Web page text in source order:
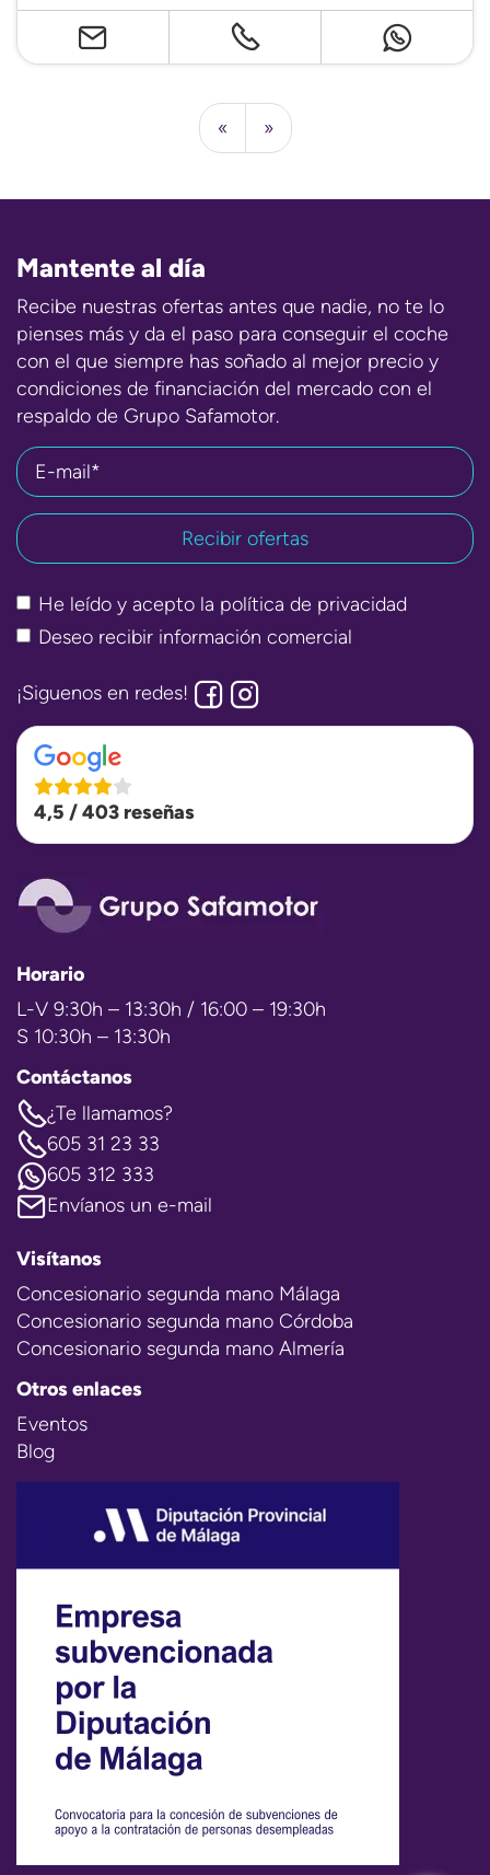
« »
Mantente al día
Recibe nuestras ofertas antes que nadie, no te lo
pienses más y da el paso para conseguir el coche
con el que siempre has soñado al mejor precio y
condiciones de financiación del mercado con el
respaldo de Grupo Safamotor.
E-mail*
He leído y acepto la política de privacidad
Deseo recibir información comercial
¡Siguenos en redes!
4,5 / 403 reseñas
Horario
L-V 9:30h – 13:30h / 16:00 – 19:30h
S 10:30h – 13:30h
Contáctanos
¿Te llamamos?
605 31 23 33
605 312 333
Envíanos un e-mail
Visítanos
Concesionario segunda mano Málaga
Concesionario segunda mano Córdoba
Concesionario segunda mano Almería
Otros enlaces
Eventos
Blog